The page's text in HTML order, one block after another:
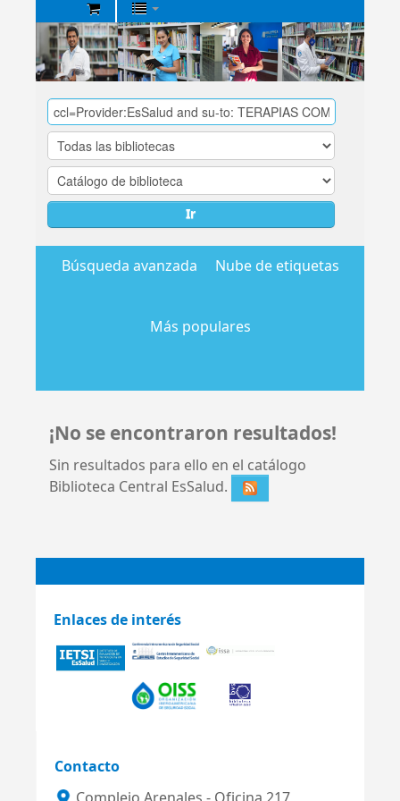
Biblioteca
Central
EsSalud
Ir
Búsqueda avanzada Nube de etiquetas
Más populares
¡No se encontraron resultados!
Sin resultados para ello en el catálogo
Biblioteca Central EsSalud.
Enlaces de interés
Contacto